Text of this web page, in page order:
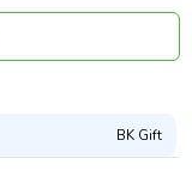
BK Gift